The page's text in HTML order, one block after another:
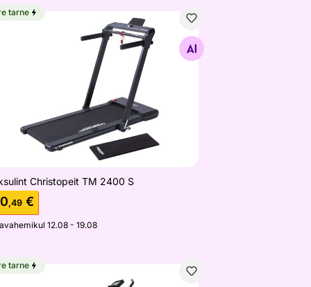
Christopeit TM 2400 S
Otsi sarnaseid
tarne
Christopeit TM 2400 S
,49€
12.08 - 19.08
Tunturi FitCycle 70i Ergometer Bike
tarne